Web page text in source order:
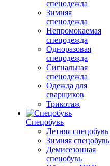
спецодежда
Зимняя
спецодежда
Непромокаемая
спецодежда
Одноразовая
спецодежда
Сигнальная
спецодежда
Одежда для
сварщиков
Трикотаж
Спецобувь
Летняя спецобувь
Зимняя спецобувь
Демисезонная
спецобувь